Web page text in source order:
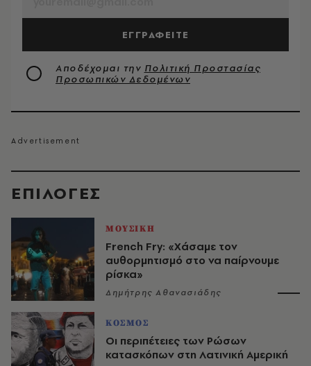
EΠΙΛΟΓΈΣ
ΜΟΥΣΙΚΗ
French Fry: «Χάσαμε τον
αυθορμητισμό στο να παίρνουμε
ρίσκα»
Δημήτρης Αθανασιάδης
ΚΟΣΜΟΣ
Οι περιπέτειες των Ρώσων
κατασκόπων στη Λατινική Αμερική
ΕΓΓΡΑΦΕΙΤΕ
Αποδέχομαι την Πολιτική Προστασίας
Προσωπικών Δεδομένων